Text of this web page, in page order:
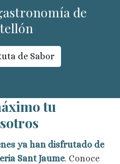
de
de Sabor
tu
ya han disfrutado de
Sant Jaume. Conoce